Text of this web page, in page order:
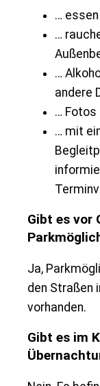
… essen
…
…
andere
… Fotos
… mit
Gibt es vor
Ja,
den Straßen
vorhanden.
Gibt es im